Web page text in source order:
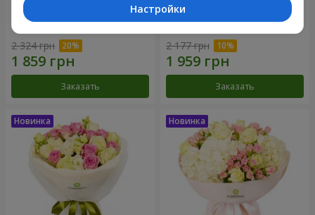
Букет "Дуэт гармонии"
2 324 грн
Заказать
Букет "My Lady"
2 177 грн
Заказать
Настройки